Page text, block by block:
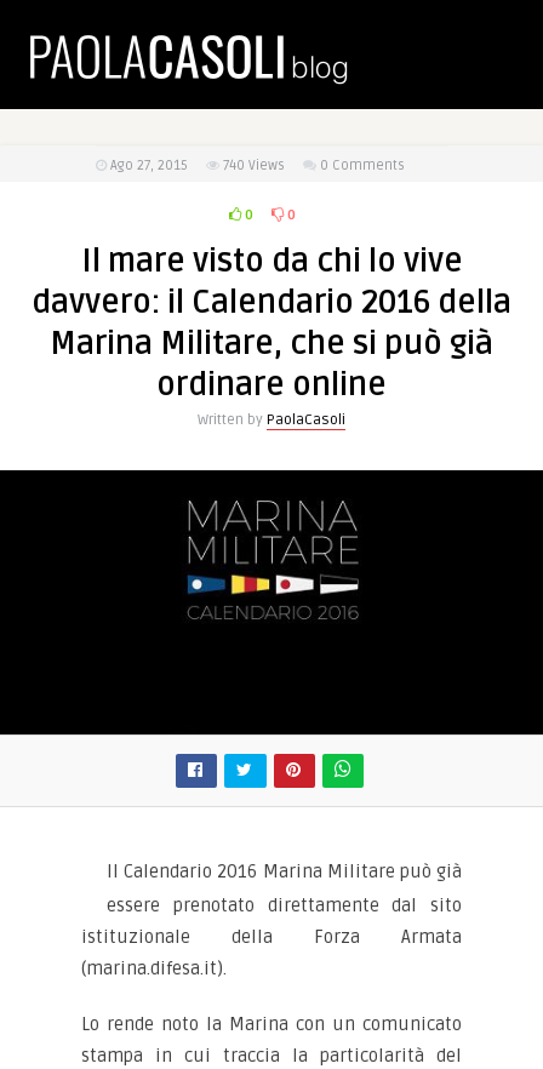
Ago 27, 2015 740 Views 0 Comments
0 0
Il mare visto da chi lo vive
davvero: il Calendario 2016 della
Marina Militare, che si può già
ordinare online
Written by PaolaCasoli
Il Calendario 2016 Marina Militare può già
essere prenotato direttamente dal sito
istituzionale della Forza Armata
(marina.difesa.it).
Lo rende noto la Marina con un comunicato
stampa in cui traccia la particolarità del